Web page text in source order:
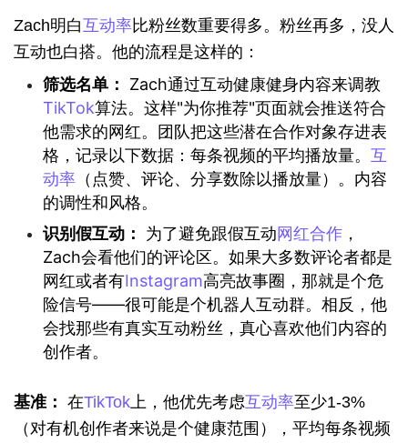
Zach明白互动率比粉丝数重要得多。粉丝再多，没人
互动也白搭。他的流程是这样的：
筛选名单：
Zach通过互动健康健身内容来调教
TikTok算法。这样"为你推荐"页面就会推送符合
他需求的网红。团队把这些潜在合作对象存进表
格，记录以下数据：每条视频的平均播放量。 互
动率 （点赞、评论、分享数除以播放量）。内容
的调性和风格。
识别假互动：
为了避免跟假互动网红合作 ，
Zach会看他们的评论区。如果大多数评论者都是
网红或者有Instagram高亮故事圈，那就是个危
险信号——很可能是个机器人互动群。相反，他
会找那些有真实互动粉丝，真心喜欢他们内容的
创作者。
基准： 在TikTok上，他优先考虑互动率至少1-3%
（对有机创作者来说是个健康范围），平均每条视频